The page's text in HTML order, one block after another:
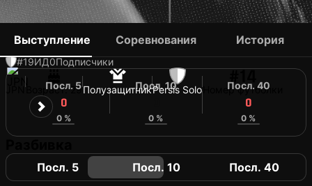
SHO YAMAMOTO
#19ИД0Подписчики
Возраст: 29ПолузащитникPersis Solo Номер футболки
Выступление Соревнования История
Посл. 5
0
0 %
Посл. 10
0 %
Посл. 40
0
0 %
Посл. 5 Посл. 10 Посл. 40